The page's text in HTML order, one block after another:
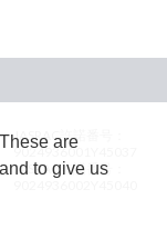
JASRAC許諾番号：
9024936001Y45037
JASRAC許諾番号：
are
to give us